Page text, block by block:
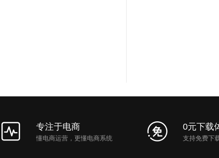
专注于电商
懂电商运营，更懂电商系统
0元下载
支持免费下